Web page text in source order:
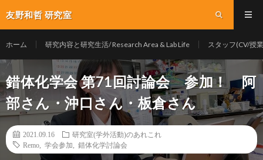
友野和哲 研究室
ホーム 研究内容と研究生活/ Research Area & Lab Life スタッフ(CV/授
錯体化学会 第71回討論会 参加！ 阿
部さん・沖口さん・板倉さん
2021.09.16
研究室(学外活動)のあれこれ
Remo
学会参加 錯体化学討論会